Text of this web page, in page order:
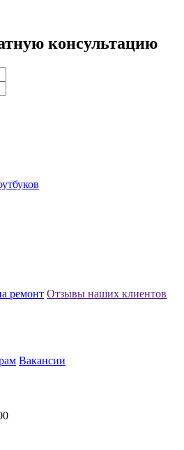
консультацию
ремонт Отзывы наших клиентов
Вакансии